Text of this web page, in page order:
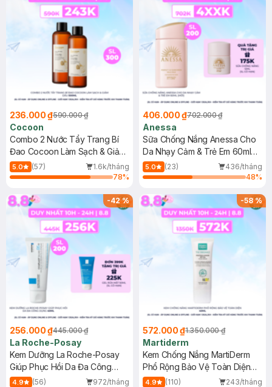
236.000 ₫590.000 ₫
Cocoon
Combo 2 Nước Tẩy Trang Bí
Đao Cocoon Làm Sạch & Giảm
Dầu 500ml
5.0 (57)
1.6k/tháng
78%
406.000 ₫702.000 ₫
Anessa
Sữa Chống Nắng Anessa Cho
Da Nhạy Cảm & Trẻ Em 60ml
(Mới)
5.0 (23)
436/tháng
48%
-42%
256.000 ₫445.000 ₫
La Roche-Posay
Kem Dưỡng La Roche-Posay
Giúp Phục Hồi Da Đa Công
Dụng 40ml
4.9 (56)
972/tháng
-58%
572.000 ₫1.350.000 ₫
Martiderm
Kem Chống Nắng MartiDerm
Phổ Rộng Bảo Vệ Toàn Diện
40ml
4.9 (110)
243/tháng